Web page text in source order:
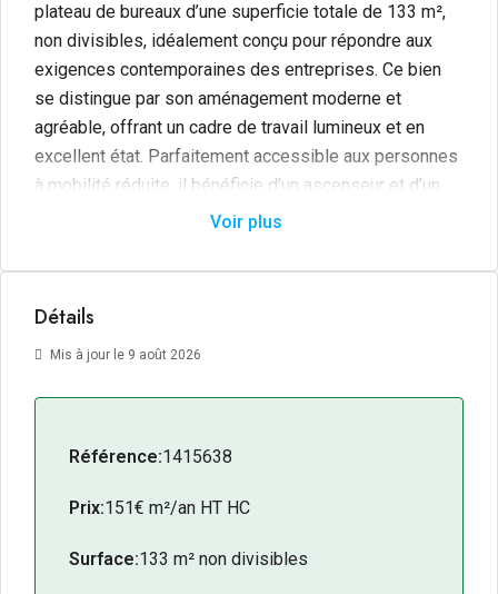
plateau de bureaux d’une superficie totale de 133 m²,
non divisibles, idéalement conçu pour répondre aux
exigences contemporaines des entreprises. Ce bien
se distingue par son aménagement moderne et
agréable, offrant un cadre de travail lumineux et en
excellent état. Parfaitement accessible aux personnes
à mobilité réduite, il bénéficie d’un ascenseur et d’un
parking commun, garantissant ainsi un confort optimal
information complémentaire concernant la disponibilité
consulter directement.
Voir plus
Détails
Mis à jour le 9 août 2026
Référence:1415638
Prix:151€ m²/an HT HC
Surface:133 m² non divisibles